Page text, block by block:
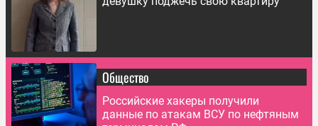
Общество
Российские хакеры получили
данные по атакам ВСУ по нефтяным